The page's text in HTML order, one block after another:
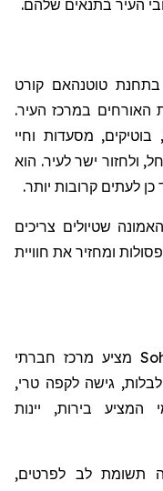
העיר בתנאים שלהם.
בתחנת טוטנהאם קורט
האורחים במרכז העיר.
מסעדות וחיי
ולחזור ישר לעיר. הוא
כן לעתים קרובות יותר.
שטיולים צריכים
בקלות ללא מאמץ, כולל 566 קפסולות ומחזיר את חוויית
מציע מרכז חברתי
גישה לקפה טרי,
בירות, יינות
תשומת לב לפרטים,